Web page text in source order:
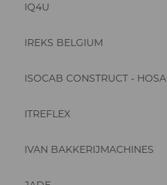
IQ4U
IREKS BELGIUM
ISOCAB CONSTRUCT - HOSA
ITREFLEX
IVAN BAKKERIJMACHINES